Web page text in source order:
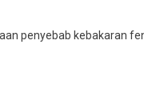
penyebab kebakaran